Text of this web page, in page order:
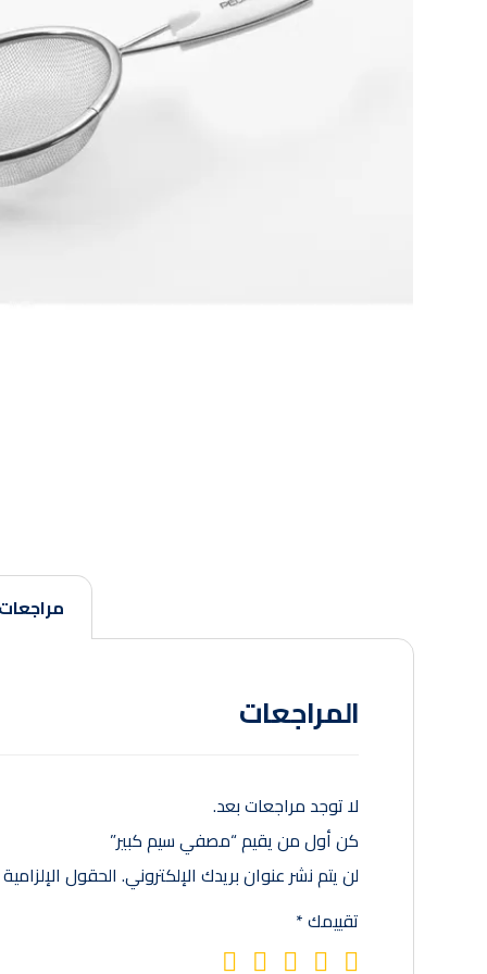
المراجعات
لا توجد مراجعات بعد.
كن أول من يقيم “مصفي سيم كبير”
لن يتم نشر عنوان بريدك الإلكتروني. الحقول
تقييمك*